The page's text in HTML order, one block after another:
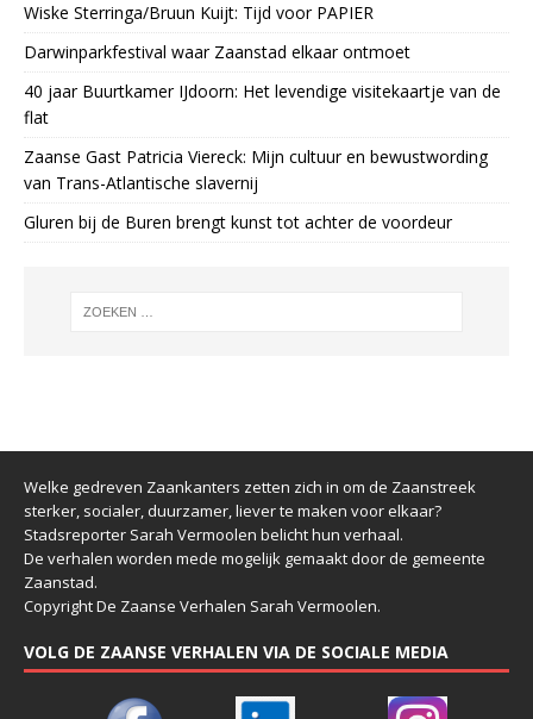
Wiske Sterringa/Bruun Kuijt: Tijd voor PAPIER
Darwinparkfestival waar Zaanstad elkaar ontmoet
40 jaar Buurtkamer IJdoorn: Het levendige visitekaartje van de
flat
Zaanse Gast Patricia Viereck: Mijn cultuur en bewustwording
van Trans-Atlantische slavernij
Gluren bij de Buren brengt kunst tot achter de voordeur
Welke gedreven Zaankanters zetten zich in om de Zaanstreek
sterker, socialer, duurzamer, liever te maken voor elkaar?
Stadsreporter Sarah Vermoolen belicht hun verhaal.
De verhalen worden mede mogelijk gemaakt door de gemeente
Zaanstad.
Copyright De Zaanse Verhalen Sarah Vermoolen.
VOLG DE ZAANSE VERHALEN VIA DE SOCIALE MEDIA